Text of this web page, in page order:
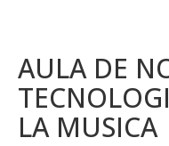
AULA DE
LA MUSICA